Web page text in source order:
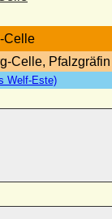
Celle
Celle,
Welf-Este)